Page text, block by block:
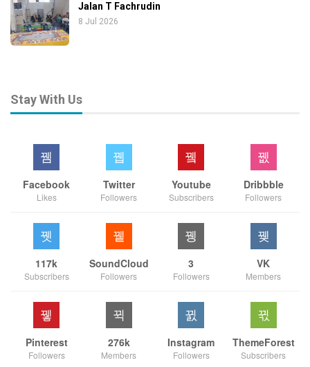
Jalan T Fachrudin
8 Jul 2026
Stay With Us
Facebook
Likes
Twitter
Followers
Youtube
Subscribers
Dribbble
Followers
117k
Subscribers
SoundCloud
Followers
3
Followers
VK
Members
Pinterest
Followers
276k
Members
Instagram
Followers
ThemeForest
Subscribers